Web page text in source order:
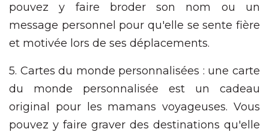
pouvez y faire broder son nom ou un
message personnel pour qu'elle se sente fière
et motivée lors de ses déplacements.
5. Cartes du monde personnalisées : une carte
du monde personnalisée est un cadeau
original pour les mamans voyageuses. Vous
pouvez y faire graver des destinations qu'elle